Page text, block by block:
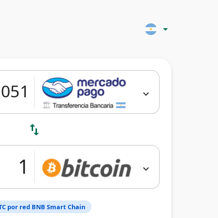
arrow_drop_down
expand_more
swap_vert
expand_more
por red BNB Smart Chain